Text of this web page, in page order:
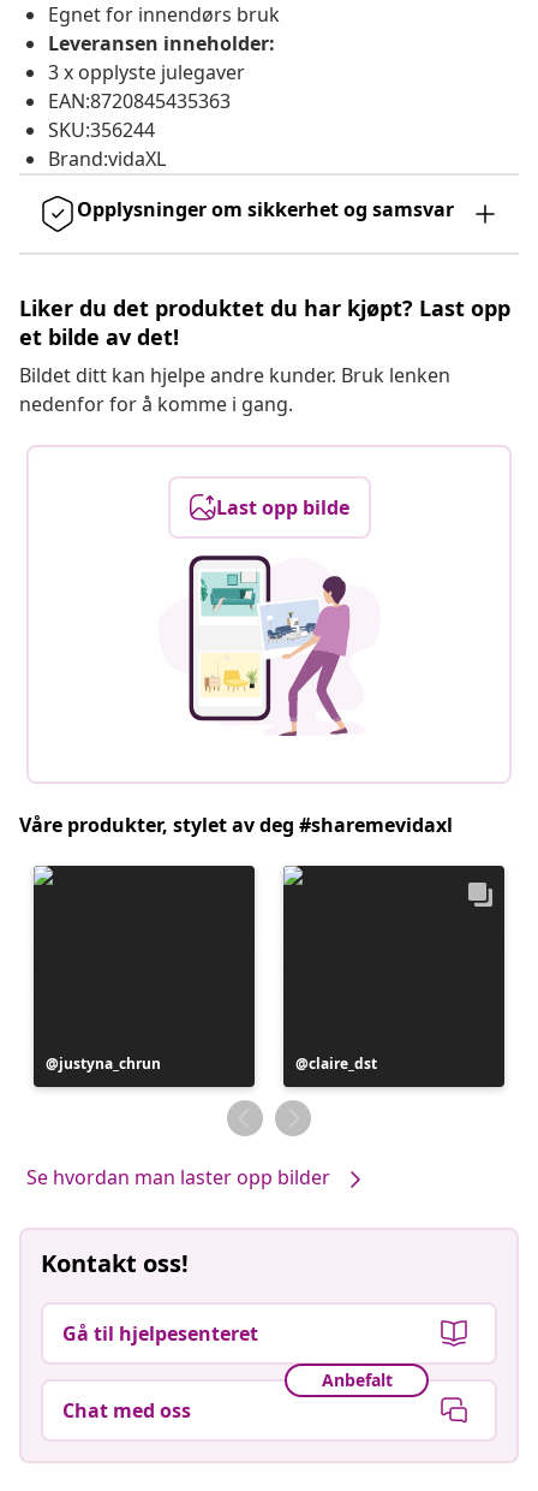
Egnet for innendørs bruk
Leveransen inneholder:
3 x opplyste julegaver
EAN:8720845435363
SKU:356244
Brand:vidaXL
Opplysninger om sikkerhet og samsvar
Liker du det produktet du har kjøpt? Last opp
et bilde av det!
Bildet ditt kan hjelpe andre kunder. Bruk lenken
nedenfor for å komme i gang.
Last opp bilde
Våre produkter, stylet av deg #sharemevidaxl
Innlegg
publisert
justyna_chrun
Innlegg
publisert
av
claire_dst
Se hvordan man laster opp bilder
Kontakt oss!
Gå til hjelpesenteret
Anbefalt
Chat med oss